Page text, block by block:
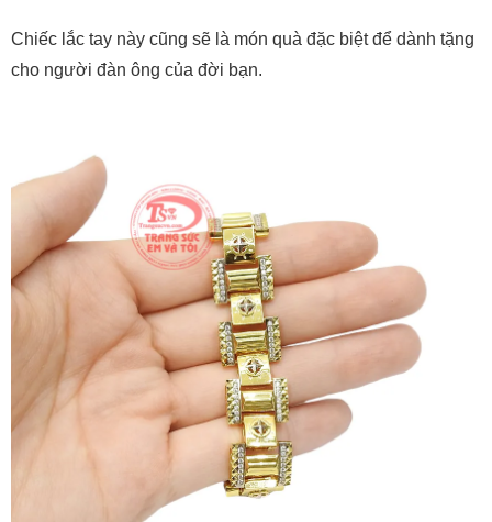
Chiếc lắc tay này cũng sẽ là món quà đặc biệt để dành tặng
cho người đàn ông của đời bạn.